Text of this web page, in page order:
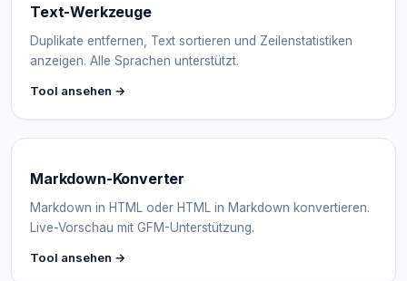
Text-Werkzeuge
Duplikate entfernen, Text sortieren und Zeilenstatistiken
anzeigen. Alle Sprachen unterstützt.
Tool ansehen →
Markdown-Konverter
Markdown in HTML oder HTML in Markdown konvertieren.
Live-Vorschau mit GFM-Unterstützung.
Tool ansehen →